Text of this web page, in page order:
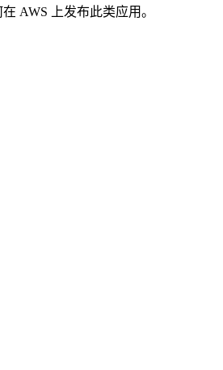
AWS 上发布此类应用。